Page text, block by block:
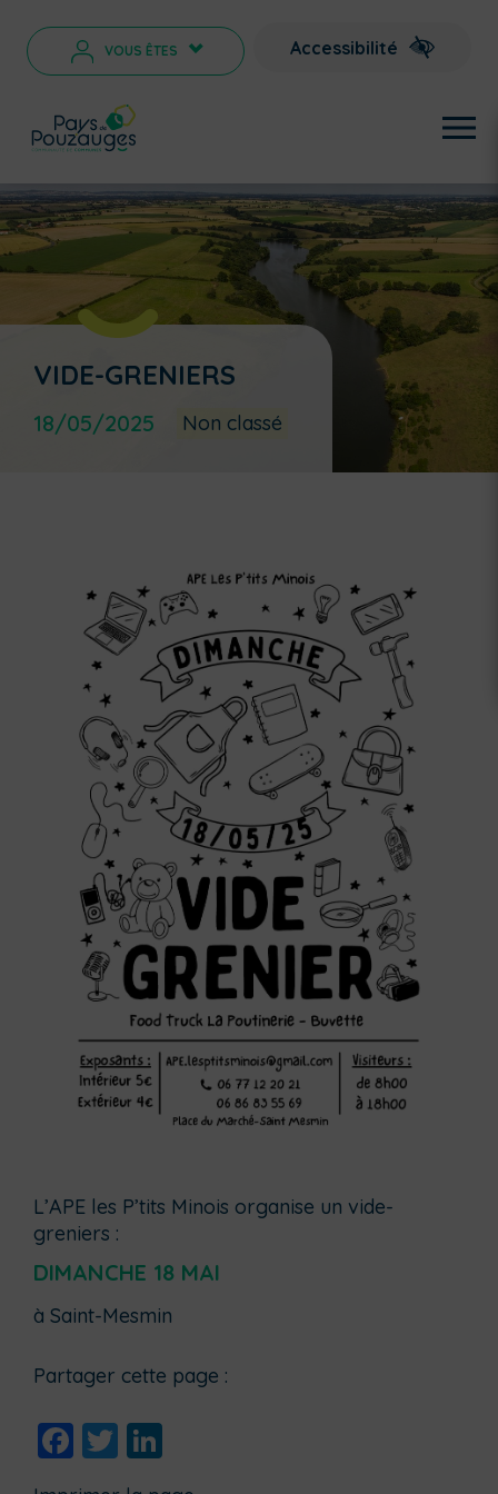
VOUS ÊTES > Accessibilité
VIDE-GRENIERS
18/05/2025 Non classé
L’APE les P’tits Minois organise un vide-
greniers :
DIMANCHE 18 MAI
à Saint-Mesmin
Partager cette page :
Facebook
Twitter